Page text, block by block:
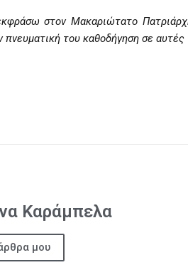
στον Μακαριώτατο
πνευματική του καθοδήγηση σε αυτές
Καράμπελα
μου